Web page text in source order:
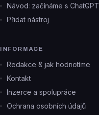
Návod: začínáme s ChatGPT
Přidat nástroj
INFORMACE
Redakce & jak hodnotíme
Kontakt
Inzerce a spolupráce
Ochrana osobních údajů